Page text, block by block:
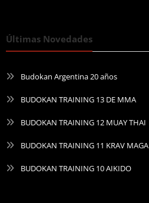
Últimas Novedades
Budokan Argentina 20 años
BUDOKAN TRAINING 13 DE MMA
BUDOKAN TRAINING 12 MUAY THAI
BUDOKAN TRAINING 11 KRAV MAGA
BUDOKAN TRAINING 10 AIKIDO